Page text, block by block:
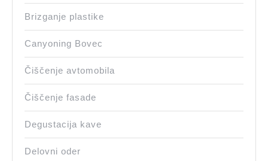
Brizganje plastike
Canyoning Bovec
Čiščenje avtomobila
Čiščenje fasade
Degustacija kave
Delovni oder